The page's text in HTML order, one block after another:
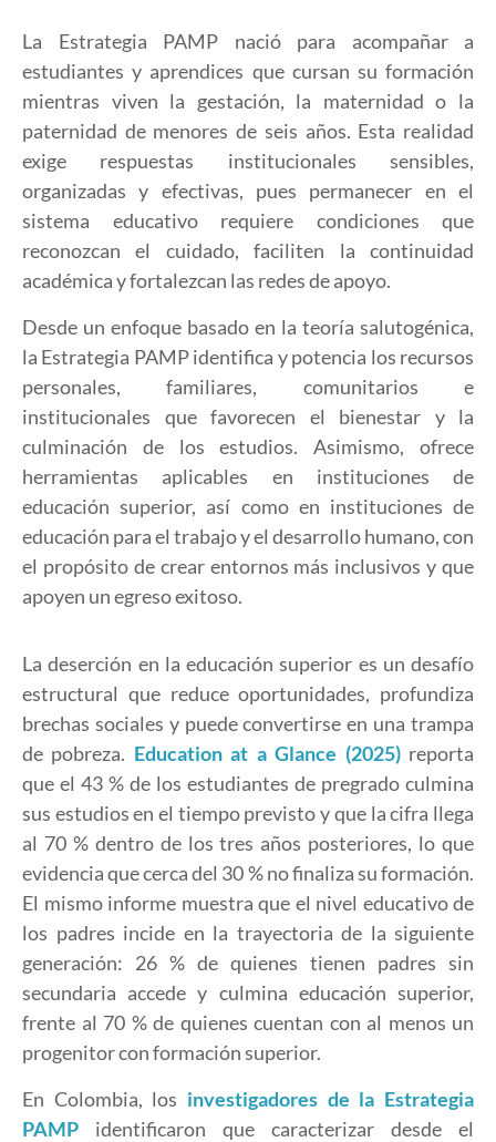
La Estrategia PAMP nació para acompañar a
estudiantes y aprendices que cursan su formación
mientras viven la gestación, la maternidad o la
paternidad de menores de seis años. Esta realidad
exige respuestas institucionales sensibles,
organizadas y efectivas, pues permanecer en el
sistema educativo requiere condiciones que
reconozcan el cuidado, faciliten la continuidad
académica y fortalezcan las redes de apoyo.
Desde un enfoque basado en la teoría salutogénica,
la Estrategia PAMP identifica y potencia los recursos
personales, familiares, comunitarios e
institucionales que favorecen el bienestar y la
culminación de los estudios. Asimismo, ofrece
herramientas aplicables en instituciones de
educación superior, así como en instituciones de
educación para el trabajo y el desarrollo humano, con
el propósito de crear entornos más inclusivos y que
apoyen un egreso exitoso.
La deserción en la educación superior es un desafío
estructural que reduce oportunidades, profundiza
brechas sociales y puede convertirse en una trampa
de pobreza. Education at a Glance (2025) reporta
que el 43 % de los estudiantes de pregrado culmina
sus estudios en el tiempo previsto y que la cifra llega
al 70 % dentro de los tres años posteriores, lo que
evidencia que cerca del 30 % no finaliza su formación.
El mismo informe muestra que el nivel educativo de
los padres incide en la trayectoria de la siguiente
generación: 26 % de quienes tienen padres sin
secundaria accede y culmina educación superior,
frente al 70 % de quienes cuentan con al menos un
progenitor con formación superior.
En Colombia, los investigadores de la Estrategia
PAMP identificaron que caracterizar desde el